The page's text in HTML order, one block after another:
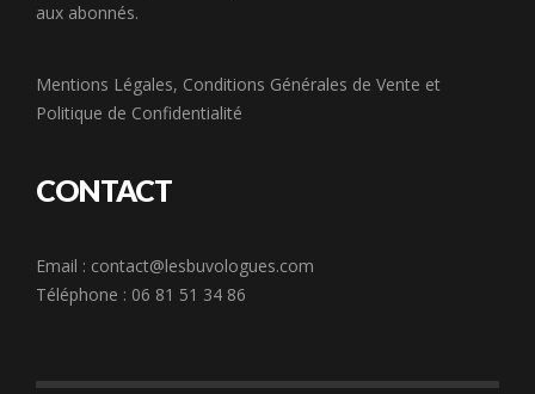
aux abonnés.
Mentions Légales, Conditions Générales de Vente et
Politique de Confidentialité
CONTACT
Email : contact@lesbuvologues.com
Téléphone : 06 81 51 34 86